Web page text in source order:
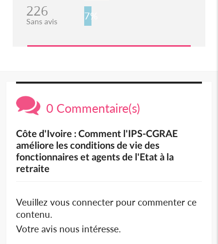
226
Sans avis 7%
0 Commentaire(s)
Côte d'Ivoire : Comment l'IPS-CGRAE
améliore les conditions de vie des
fonctionnaires et agents de l'Etat à la
retraite
Veuillez vous connecter pour commenter ce
contenu.
Votre avis nous intéresse.